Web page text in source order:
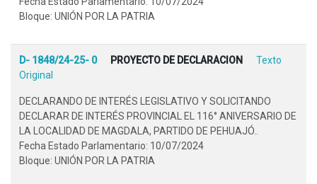
Bloque: UNIÓN POR LA PATRIA
D- 1848/24-25- 0 PROYECTO DE DECLARACION
Texto
Original
DECLARANDO DE INTERÉS LEGISLATIVO Y SOLICITANDO
DECLARAR DE INTERÉS PROVINCIAL EL 116° ANIVERSARIO DE
LA LOCALIDAD DE MAGDALA, PARTIDO DE PEHUAJÓ..
Fecha Estado Parlamentario: 10/07/2024
Bloque: UNIÓN POR LA PATRIA